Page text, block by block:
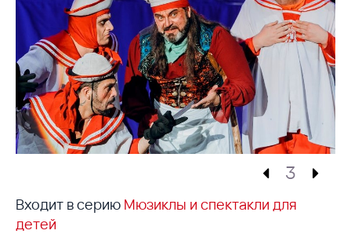
3
Входит в серию Мюзиклы и спектакли для
детей